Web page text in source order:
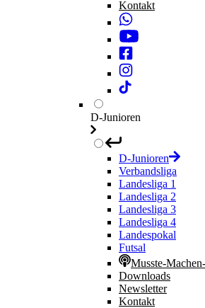
Kontakt
D-Junioren
D-Junioren
Verbandsliga
Landesliga 1
Landesliga 2
Landesliga 3
Landesliga 4
Landespokal
Futsal
Musste-
Downloads
Newsletter
Kontakt